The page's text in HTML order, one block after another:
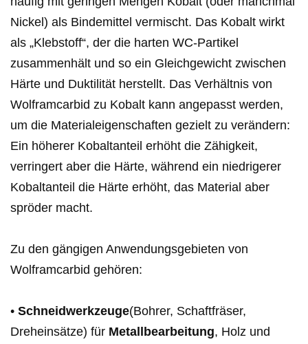
Nickel) als Bindemittel vermischt. Das Kobalt wirkt
als „Klebstoff“, der die harten WC-Partikel
zusammenhält und so ein Gleichgewicht zwischen
Härte und Duktilität herstellt. Das Verhältnis von
Wolframcarbid zu Kobalt kann angepasst werden,
um die Materialeigenschaften gezielt zu verändern:
Ein höherer Kobaltanteil erhöht die Zähigkeit,
verringert aber die Härte, während ein niedrigerer
Kobaltanteil die Härte erhöht, das Material aber
spröder macht.
Zu den gängigen Anwendungsgebieten von
Wolframcarbid gehören:
• Schneidwerkzeuge(Bohrer, Schaftfräser,
Dreheinsätze) für Metallbearbeitung, Holz und